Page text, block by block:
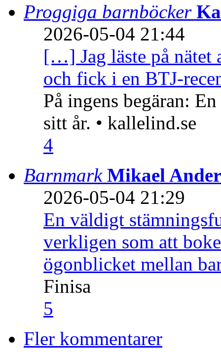
Proggiga barnböcker
2026-05-04 21:44
[…] Jag läste på nätet
och fick i en BTJ-
På ingens begäran:
sitt år. • kallelind.se
4
Barnmark Mikael
2026-05-04 21:29
En väldigt
verkligen som att
ögonblicket mellan
Finisa
5
Fler kommentarer